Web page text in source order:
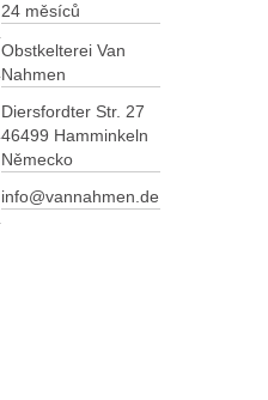
24 měsíců
Obstkelterei Van
Nahmen
Diersfordter Str. 27
46499 Hamminkeln
Německo
info@vannahmen.de